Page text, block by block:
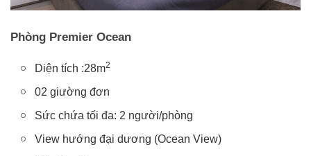
Phòng Premier Ocean
Diện tích :28m2
02 giường đơn
Sức chứa tối đa: 2 người/phòng
View hướng đại dương (Ocean View)